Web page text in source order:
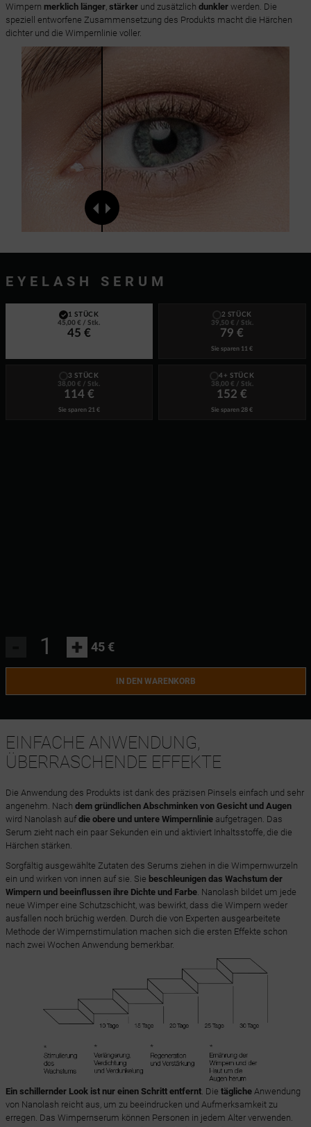
Wimpern merklich länger, stärkerund zusätzlich dunklerwerden. Die
speziell entworfene Zusammensetzung des Produkts macht die Härchen
dichter und die Wimpernlinie voller.
EYELASH SERUM
1 STÜCK
45,00 € / Stk.
45 €
2 STÜCK
39,50 € / Stk.
79 €
Sie sparen 11 €
3 STÜCK
38,00 € / Stk.
114 €
Sie sparen 21 €
4+ STÜCK
38,00 € / Stk.
152 €
Sie sparen28 €
+ 45 €
IN DEN WARENKORB
EINFACHE ANWENDUNG,
ÜBERRASCHENDE EFFEKTE
Die Anwendung des Produkts ist dank des präzisen Pinsels einfach und sehr
angenehm. Nach dem gründlichen Abschminken von Gesicht und Augen
wird Nanolash auf die obere und untere Wimpernlinieaufgetragen. Das
Serum zieht nach ein paar Sekunden ein und aktiviert Inhaltsstoffe, die die
Härchen stärken.
Sorgfältig ausgewählte Zutaten des Serums ziehen in die Wimpernwurzeln
ein und wirken von innen auf sie. Sie beschleunigen das Wachstum der
Wimpern und beeinflussen ihre Dichte und Farbe. Nanolash bildet um jede
neue Wimper eine Schutzschicht, was bewirkt, dass die Wimpern weder
ausfallen noch brüchig werden. Durch die von Experten ausgearbeitete
Methode der Wimpernstimulation machen sich die ersten Effekte schon
nach zwei Wochen Anwendung bemerkbar.
Ein schillernder Look ist nur einen Schritt entfernt. Die täglicheAnwendung
von Nanolash reicht aus, um zu beeindrucken und Aufmerksamkeit zu
erregen. Das Wimpernserum können Personen in jedem Alter verwenden.